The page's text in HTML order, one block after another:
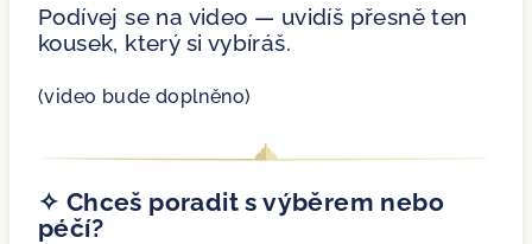
Podívej se na video — uvidíš přesně ten
kousek, který si vybíráš.
(video bude doplněno)
✧ Chceš poradit s výběrem nebo
péčí?